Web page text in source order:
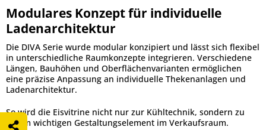
Modulares Konzept für individuelle
Ladenarchitektur
Die DIVA Serie wurde modular konzipiert und lässt sich flexibel
in unterschiedliche Raumkonzepte integrieren. Verschiedene
Längen, Bauhöhen und Oberflächenvarianten ermöglichen
eine präzise Anpassung an individuelle Thekenanlagen und
Ladenarchitektur.
So wird die Eisvitrine nicht nur zur Kühltechnik, sondern zu
einem wichtigen Gestaltungselement im Verkaufsraum.